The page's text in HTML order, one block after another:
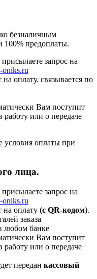
безналичным
100% предоплаты.
запрос на
oniks.ru
оплату. связывается по
Вам поступит
работу или о передаче
оплаты при
лица.
запрос на
oniks.ru
на оплату (с QR-кодом).
заказа
любом банке
Вам поступит
работу или о передаче
передан кассовый